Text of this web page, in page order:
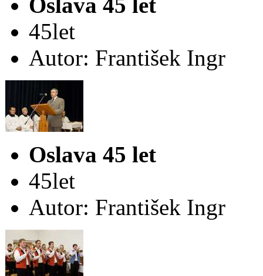
45let
Autor: František Ingr
Oslava 45 let
45let
Autor: František Ingr